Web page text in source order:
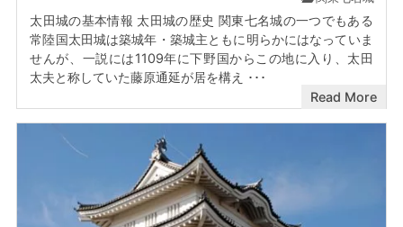
太田城の基本情報 太田城の歴史 関東七名城の一つでもある
常陸国太田城は築城年・築城主ともに明らかにはなっていま
せんが、一説には1109年に下野国からこの地に入り、太田
太夫と称していた藤原通延が居を構え ･･･
Read More